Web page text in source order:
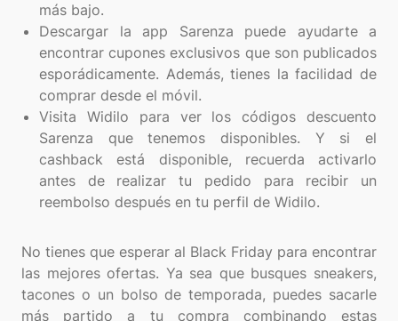
más bajo.
Descargar la app Sarenza puede ayudarte a
encontrar cupones exclusivos que son publicados
esporádicamente. Además, tienes la facilidad de
comprar desde el móvil.
Visita Widilo para ver los códigos descuento
Sarenza que tenemos disponibles. Y si el
cashback está disponible, recuerda activarlo
antes de realizar tu pedido para recibir un
reembolso después en tu perfil de Widilo.
No tienes que esperar al Black Friday para encontrar
las mejores ofertas. Ya sea que busques sneakers,
tacones o un bolso de temporada, puedes sacarle
más partido a tu compra combinando estas